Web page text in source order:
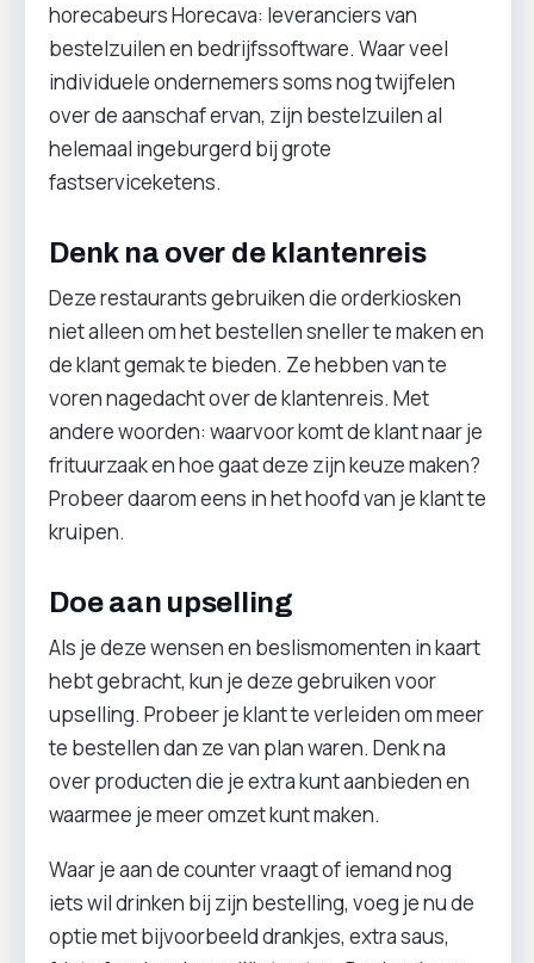
horecabeurs Horecava: leveranciers van
bestelzuilen en bedrijfssoftware. Waar veel
individuele ondernemers soms nog twijfelen
over de aanschaf ervan, zijn bestelzuilen al
helemaal ingeburgerd bij grote
fastserviceketens.
Denk na over de klantenreis
Deze restaurants gebruiken die orderkiosken
niet alleen om het bestellen sneller te maken en
de klant gemak te bieden. Ze hebben van te
voren nagedacht over de klantenreis. Met
andere woorden: waarvoor komt de klant naar je
frituurzaak en hoe gaat deze zijn keuze maken?
Probeer daarom eens in het hoofd van je klant te
kruipen.
Doe aan upselling
Als je deze wensen en beslismomenten in kaart
hebt gebracht, kun je deze gebruiken voor
upselling. Probeer je klant te verleiden om meer
te bestellen dan ze van plan waren. Denk na
over producten die je extra kunt aanbieden en
waarmee je meer omzet kunt maken.
Waar je aan de counter vraagt of iemand nog
iets wil drinken bij zijn bestelling, voeg je nu de
optie met bijvoorbeeld drankjes, extra saus,